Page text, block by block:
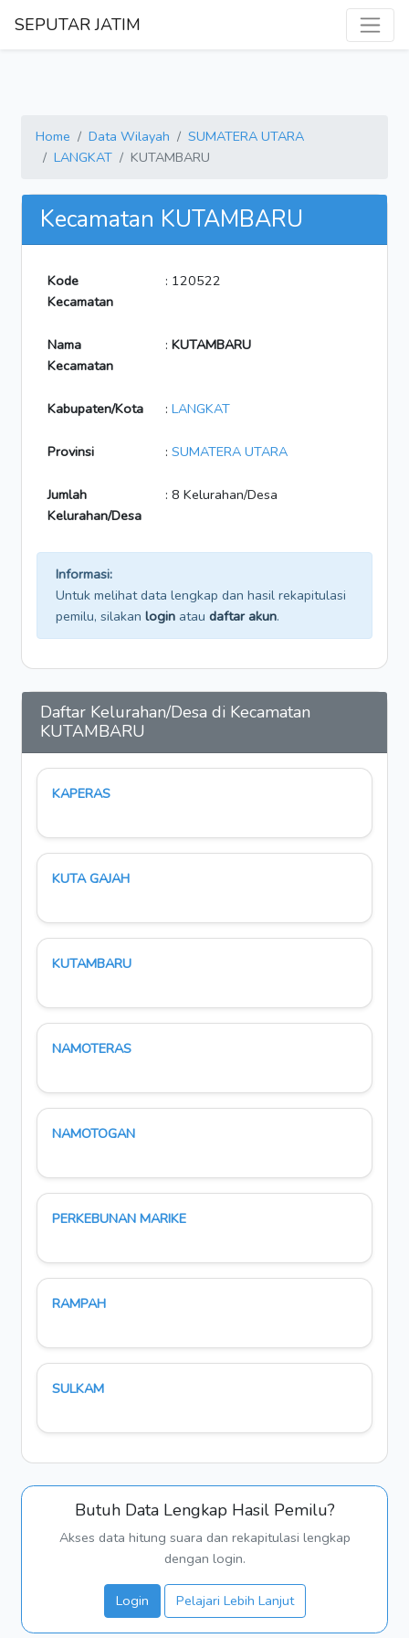
SEPUTAR JATIM
Home Data Wilayah
SUMATERA UTARA
LANGKAT
KUTAMBARU
Kecamatan KUTAMBARU
Kode
Kecamatan
: 120522
Nama
Kecamatan
: KUTAMBARU
Kabupaten/Kota : LANGKAT
Provinsi : SUMATERA UTARA
Jumlah
Kelurahan/Desa
: 8 Kelurahan/Desa
Informasi:
Untuk melihat data lengkap dan hasil rekapitulasi
pemilu, silakan login atau daftar akun.
Daftar Kelurahan/Desa di Kecamatan
KUTAMBARU
KAPERAS
KUTA GAJAH
KUTAMBARU
NAMOTERAS
NAMOTOGAN
PERKEBUNAN MARIKE
RAMPAH
SULKAM
Butuh Data Lengkap Hasil Pemilu?
Akses data hitung suara dan rekapitulasi lengkap
dengan login.
Login Pelajari Lebih Lanjut